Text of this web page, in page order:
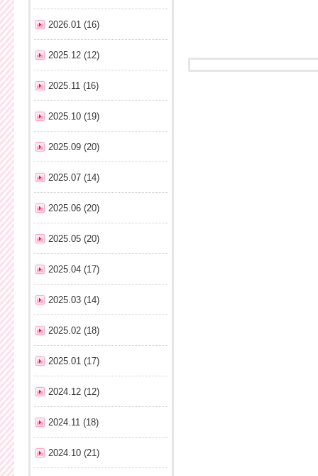
2026.01 (16)
2025.12 (12)
2025.11 (16)
2025.10 (19)
2025.09 (20)
2025.07 (14)
2025.06 (20)
2025.05 (20)
2025.04 (17)
2025.03 (14)
2025.02 (18)
2025.01 (17)
2024.12 (12)
2024.11 (18)
2024.10 (21)